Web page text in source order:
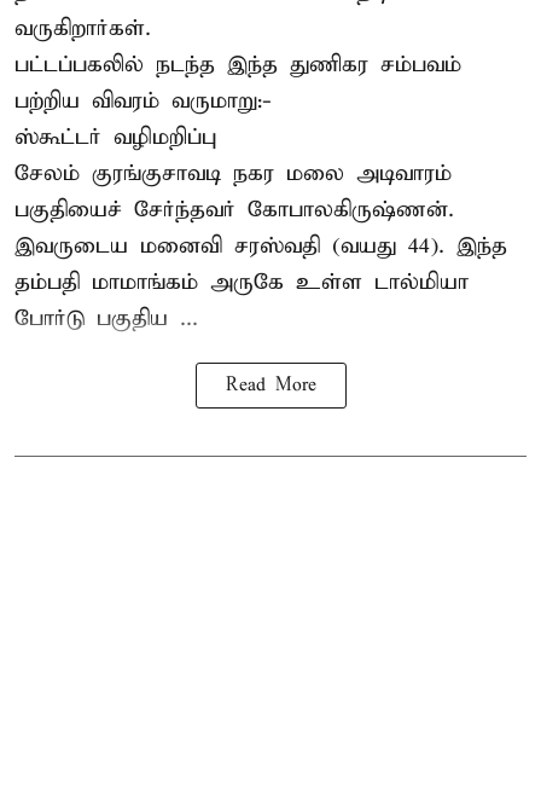
வருகிறார்கள்.
பட்டப்பகலில் நடந்த இந்த துணிகர சம்பவம்
பற்றிய விவரம் வருமாறு:-
ஸ்கூட்டர் வழிமறிப்பு
சேலம் குரங்குசாவடி நகர மலை அடிவாரம்
பகுதியைச் சேர்ந்தவர் கோபாலகிருஷ்ணன்.
இவருடைய மனைவி சரஸ்வதி (வயது 44). இந்த
தம்பதி மாமாங்கம் அருகே உள்ள டால்மியா
போர்டு பகுதிய ...
Read More